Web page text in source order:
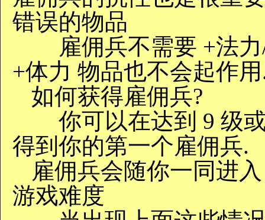
错误的物品
雇佣兵不需要 +法力/
+体力 物品也不会起作
如何获得雇佣兵?
你可以在达到 9 级或
得到你的第一个雇佣兵.
雇佣兵会随你一同进
游戏难度